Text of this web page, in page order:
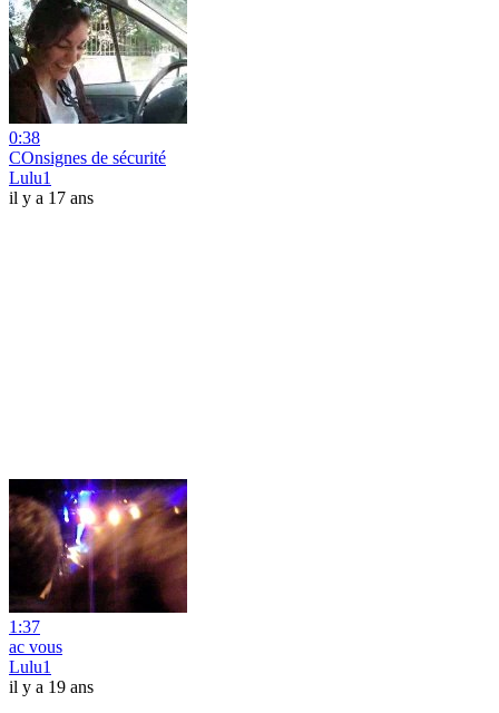
0:38
COnsignes de sécurité
Lulu1
il y a 17 ans
1:37
ac vous
Lulu1
il y a 19 ans